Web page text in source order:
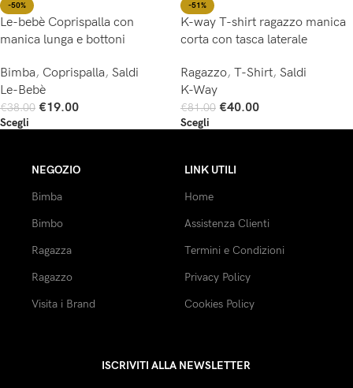
-50%
Le-bebè Coprispalla con
manica lunga e bottoni
Bimba, Coprispalla, Saldi
Le-Bebè
€38.00 €19.00
Scegli
-51%
K-way T-shirt ragazzo manica
corta con tasca laterale
Ragazzo, T-Shirt, Saldi
K-Way
€81.00 €40.00
Scegli
NEGOZIO
Bimba
Bimbo
Ragazza
Ragazzo
Visita i Brand
LINK UTILI
Home
Assistenza Clienti
Termini e Condizioni
Privacy Policy
Cookies Policy
ISCRIVITI ALLA NEWSLETTER